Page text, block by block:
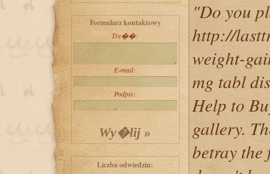
Formularz kontaktowy
Tre��:
E-mail:
Podpis:
Liczba odwiedzin:
"Do you
http://
weight-
mg tabl
Help to
gallery.
betray the